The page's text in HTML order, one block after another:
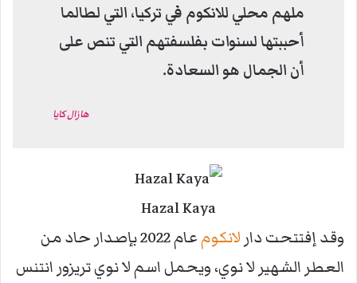
ملهم محلي للانكوم في تركيا، التي لطالما
أحببتها لسنوات بفلسفتهم التي تنص على
أن الجمال هو السعادة.
هازال كايا
Hazal Kaya
وقد إفتتحت دار لانكوم
عام 2022 بإصدار حاد من
العطر الشهير لا نوي، ويحمل اسم لا نوي تريزور انتنس